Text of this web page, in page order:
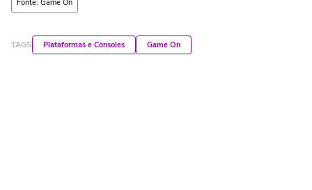
Fonte: Game On
TAGS Plataformas e Consoles Game On